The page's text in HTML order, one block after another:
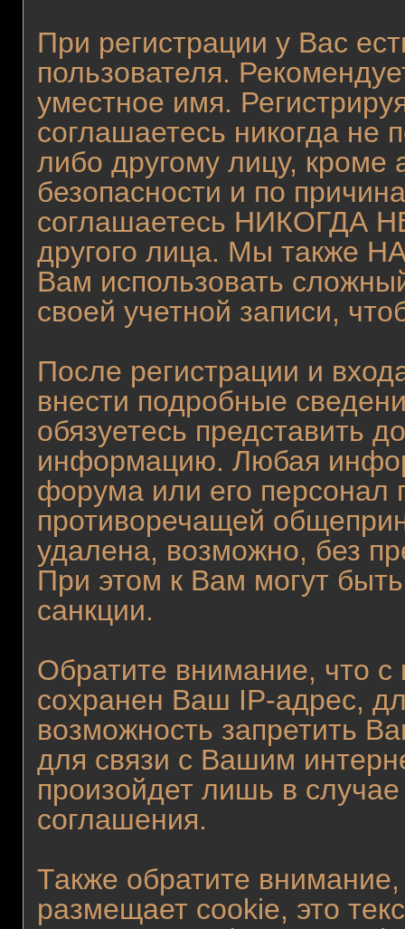
При регистрации у Вас
пользователя.
уместное имя.
соглашаетесь никогда не
либо другому лицу,
безопасности и по
соглашаетесь НИКОГДА
другого лица. Мы также
Вам использовать
своей учетной записи,
После регистрации и
внести подробные
обязуетесь представить
информацию. Любая
форума или его персонал
противоречащей
удалена, возможно, без
При этом к Вам могут
санкции.
Обратите внимание, что
сохранен Ваш IP-адрес,
возможность запретить
для связи с Вашим
произойдет лишь в
соглашения.
Также обратите
размещает cookie, это